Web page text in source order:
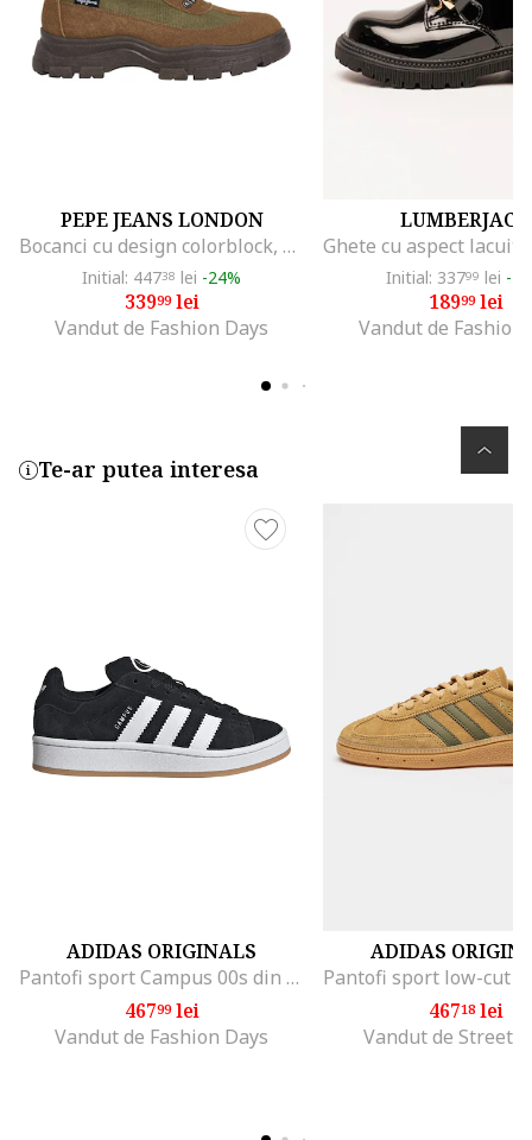
PEPE JEANS LONDON
Bocanci cu design colorblock, Verde masliniu/Caramel/Bleumarin
Initial: 44738 lei -24%
33999lei
Vandut de Fashion Days
LUMBERJACK
Initial: 33799 lei -
18999lei
Vandut de Fashion
Te-ar putea interesa
ADIDAS ORIGINALS
Pantofi sport Campus 00s din piele intoarsa cu garnituri sintetice, Negru/Alb optic
46799lei
Vandut de Fashion Days
ADIDAS
46718lei
Vandut de Street-